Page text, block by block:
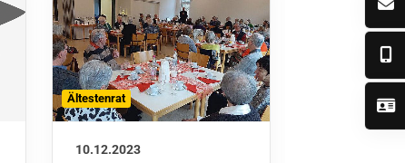
Ältestenrat
10.12.2023